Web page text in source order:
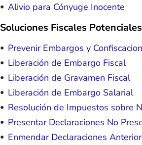
Alivio para Cónyuge Inocente
Soluciones Fiscales
Prevenir Embargos y
Liberación de Embargo Fiscal
Liberación de Gravamen Fiscal
Liberación de Embargo Salarial
Resolución de Impuestos sobre
Presentar Declaraciones No
Enmendar Declaraciones